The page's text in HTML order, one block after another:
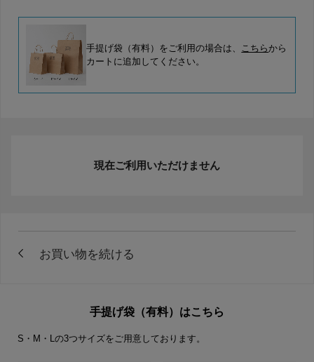
手提げ袋（有料）をご利用の場合は、 こちらから
カートに追加してください。
現在ご利用いただけません
手提げ袋（有料）はこちら
S・M・Lの3つサイズをご用意しております。